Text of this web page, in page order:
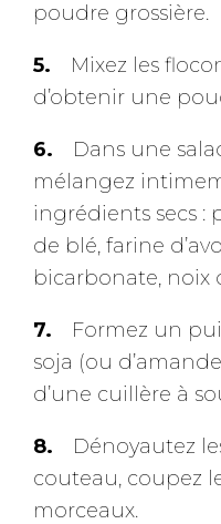
poudre grossière.
Mixez les
d’obtenir une
Dans une
mélangez
ingrédients secs :
de blé, farine
bicarbonate, noix
Formez un
soja (ou
d’une cuillère à
Dénoyautez
couteau, coupez
morceaux.